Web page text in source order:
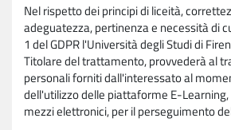
Nel rispetto dei principi di liceità,
adeguatezza, pertinenza e necessità di
1 del GDPR l'Università degli Studi di
Titolare del trattamento, provvederà al
personali forniti dall'interessato al
dell'utilizzo delle piattaforme E-
mezzi elettronici, per il perseguimento